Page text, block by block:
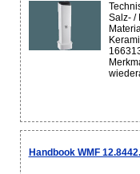
Salz- /
Handbook WMF